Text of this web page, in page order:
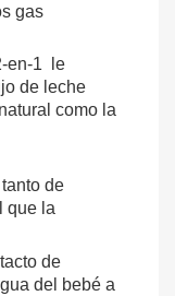
gas
en-1 le
de leche
como la
de
que la
de
del bebé a